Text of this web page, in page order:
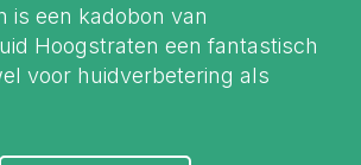
is een kadobon van
Hoogstraten een fantastisch
voor huidverbetering als